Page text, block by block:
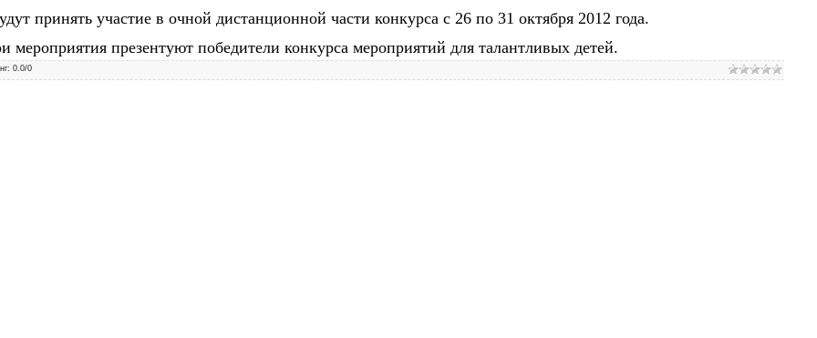
принять участие в очной дистанционной части конкурса с 26 по 31 октября 2012 года.
мероприятия презентуют победители конкурса мероприятий для талантливых детей.
: 0.0/0